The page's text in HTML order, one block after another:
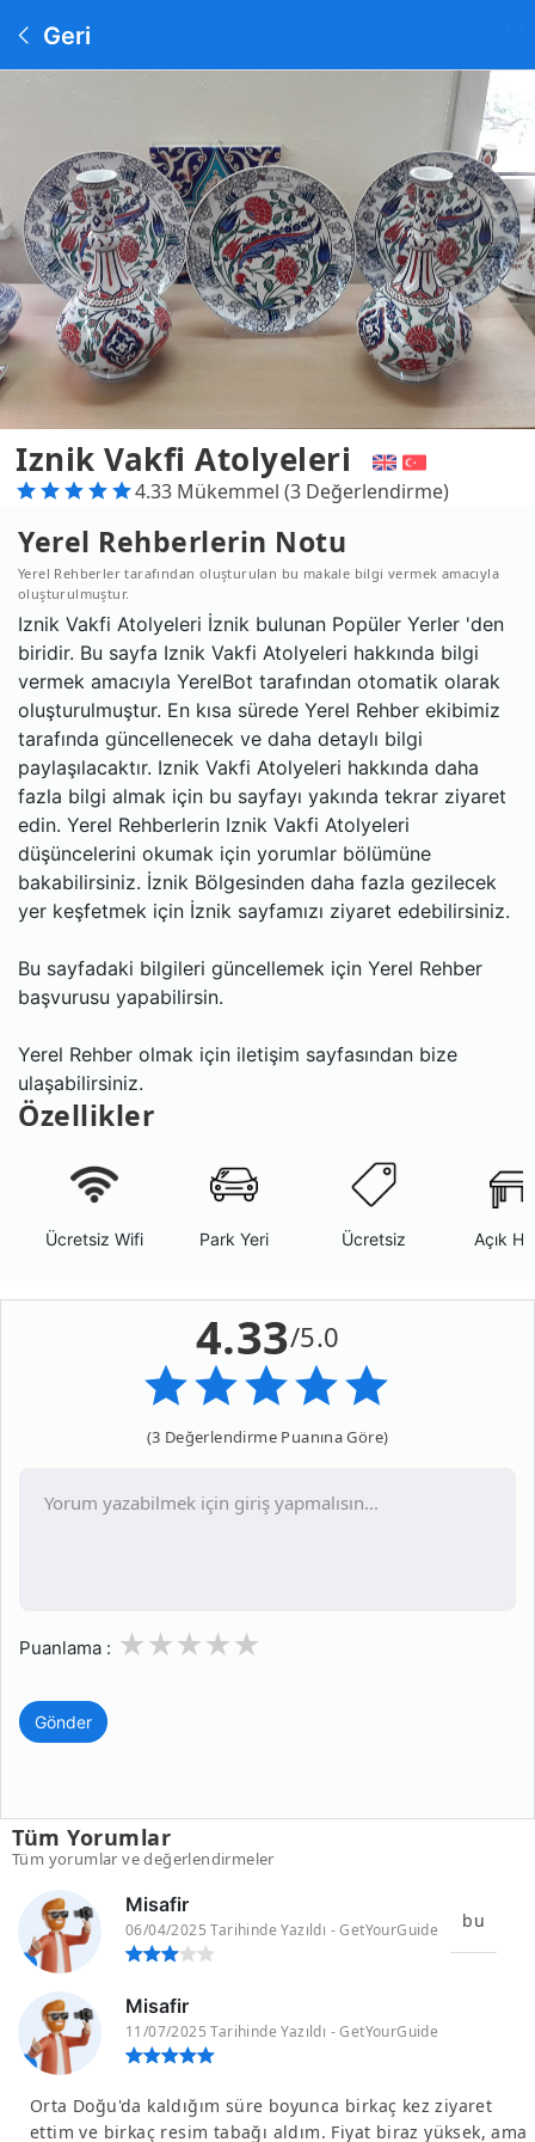
Geri
Iznik Vakfi Atolyeleri
4.33 Mükemmel (3 Değerlendirme)
Yerel Rehberlerin Notu
Yerel Rehberler tarafından oluşturulan bu makale bilgi vermek amacıyla
oluşturulmuştur.
Iznik Vakfi Atolyeleri İznik bulunan Popüler Yerler 'den
biridir. Bu sayfa Iznik Vakfi Atolyeleri hakkında bilgi
vermek amacıyla YerelBot tarafından otomatik olarak
oluşturulmuştur. En kısa sürede Yerel Rehber ekibimiz
tarafında güncellenecek ve daha detaylı bilgi
paylaşılacaktır. Iznik Vakfi Atolyeleri hakkında daha
fazla bilgi almak için bu sayfayı yakında tekrar ziyaret
edin. Yerel Rehberlerin Iznik Vakfi Atolyeleri
düşüncelerini okumak için yorumlar bölümüne
bakabilirsiniz. İznik Bölgesinden daha fazla gezilecek
yer keşfetmek için İznik sayfamızı ziyaret edebilirsiniz.
Bu sayfadaki bilgileri güncellemek için Yerel Rehber
başvurusu yapabilirsin.
Yerel Rehber olmak için iletişim sayfasından bize
ulaşabilirsiniz.
Özellikler
Ücretsiz Wifi Park Yeri Ücretsiz Açık
4.33/5.0
(3 Değerlendirme Puanına Göre)
Puanlama : 3
2
1
Gönder
Tüm Yorumlar
Tüm yorumlar ve değerlendirmeler
Misafir
06/04/2025 Tarihinde Yazıldı - GetYourGuide bu
Misafir
11/07/2025 Tarihinde Yazıldı - GetYourGuide
Orta Doğu'da kaldığım süre boyunca birkaç kez ziyaret
ettim ve birkaç resim tabağı aldım. Fiyat biraz yüksek, ama